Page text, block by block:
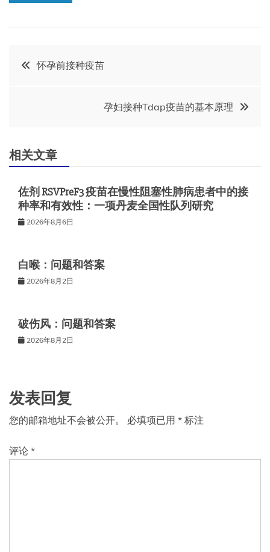
文
航
怀孕前接种疫苗
孕妇接种Tdap疫苗的基本原理
相关文章
佐剂 RSVPreF3 疫苗在慢性阻塞性肺病患者中的接
种率和有效性：一项丹麦全国性队列研究
2026年8月6日
白喉：问题和答案
2026年8月2日
破伤风：问题和答案
2026年8月2日
发表回复
您的邮箱地址不会被公开。 必填项已用 * 标注
评论 *